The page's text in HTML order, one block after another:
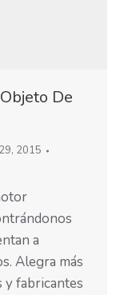
De
2015
a
Alegra más
y fabricantes